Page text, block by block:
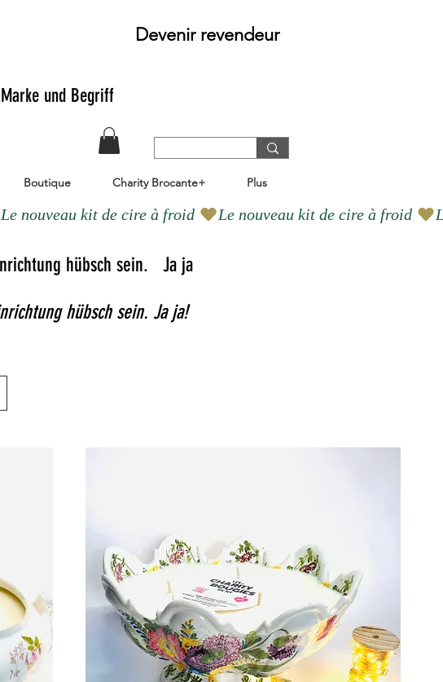
und Begriff
Devenir revendeur
Boutique Charity Brocante+ Plus
hübsch sein.
Ja ja
hübsch sein. Ja ja!